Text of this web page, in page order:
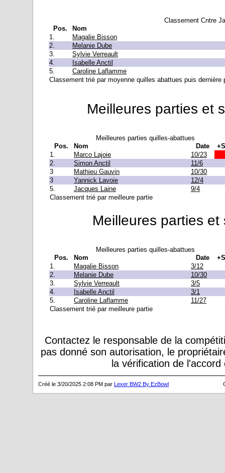
Classement Cntre
Pos.
Nom
1.
Magalie Bisson
2.
Melanie Dube
3.
Sylvie Verreault
4.
Isabelle Anctil
5.
Caroline Laflamme
Classement trié par moyenne quilles abattues puis
Meilleures parties et
Meilleures parties quilles-abattues
Pos.
Nom Date
1.
Marco Lajoie
10/23
2.
Simon Anctil
11/6
3
Mathieu Gauvin
10/30
3
Yannick Lavoie
12/4
5.
Jacques Laine
9/4
Classement trié par meilleure partie
Meilleures parties
Meilleures parties quilles-abattues
Pos.
Nom Date
1.
Magalie Bisson
3/12
2.
Melanie Dube
10/30
3.
Sylvie Verreault
3/5
4.
Isabelle Anctil
3/1
5.
Caroline Laflamme
11/27
Classement trié par meilleure partie
Contactez le responsable de la
pas donné son autorisation, le
la vérification de
Créé le 3/20/2025 2:08 PM par Lexer BW2 By EzBowl